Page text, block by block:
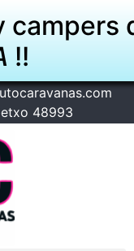
campers
!!
48993